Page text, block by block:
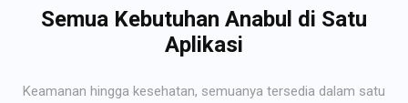
Semua Kebutuhan Anabul di Satu
Aplikasi
Keamanan hingga kesehatan, semuanya tersedia dalam satu